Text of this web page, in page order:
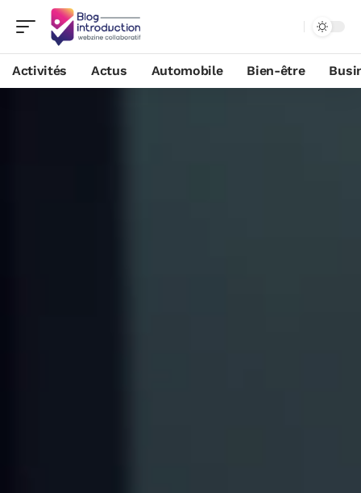
Activités Actus Automobile Bien-être